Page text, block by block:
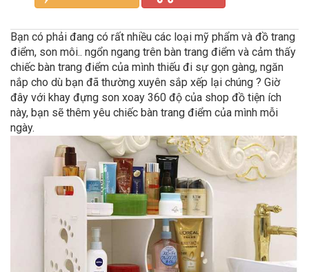
Bạn có phải đang có rất nhiều các loại mỹ phẩm và đồ trang
điểm, son môi.. ngổn ngang trên bàn trang điểm và cảm thấy
chiếc bàn trang điểm của mình thiếu đi sự gọn gàng, ngăn
nắp cho dù bạn đã thường xuyên sắp xếp lại chúng ? Giờ
đây với khay đựng son xoay 360 độ của shop đồ tiện ích
này, bạn sẽ thêm yêu chiếc bàn trang điểm của mình mỗi
ngày.